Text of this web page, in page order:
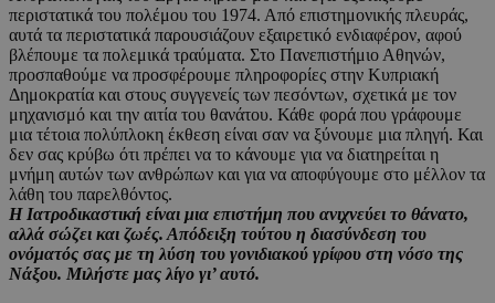
περιστατικά του πολέμου του 1974. Από επιστημονικής πλευράς,
αυτά τα περιστατικά παρουσιάζουν εξαιρετικό ενδιαφέρον, αφού
βλέπουμε τα πολεμικά τραύματα. Στο Πανεπιστήμιο Αθηνών,
προσπαθούμε να προσφέρουμε πληροφορίες στην Κυπριακή
Δημοκρατία και στους συγγενείς των πεσόντων, σχετικά με τον
μηχανισμό και την αιτία του θανάτου. Κάθε φορά που γράφουμε
μια τέτοια πολύπλοκη έκθεση είναι σαν να ξύνουμε μια πληγή. Και
δεν σας κρύβω ότι πρέπει να το κάνουμε για να διατηρείται η
μνήμη αυτών των ανθρώπων και για να αποφύγουμε στο μέλλον τα
λάθη του παρελθόντος.
Η Ιατροδικαστική είναι μια επιστήμη που ανιχνεύει το θάνατο,
αλλά σώζει και ζωές. Απόδειξη τούτου η διασύνδεση του
ονόματός σας με τη λύση του γονιδιακού γρίφου στη νόσο της
Νάξου. Μιλήστε μας λίγο γι’ αυτό.